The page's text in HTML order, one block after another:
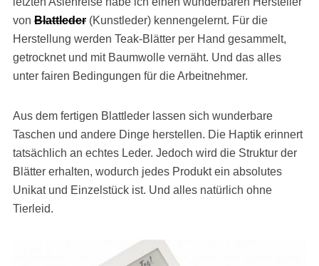
von Blattleder(Kunstleder) kennengelernt. Für die
Herstellung werden Teak-Blätter per Hand gesammelt,
getrocknet und mit Baumwolle vernäht. Und das alles
unter fairen Bedingungen für die Arbeitnehmer.
Aus dem fertigen Blattleder lassen sich wunderbare
Taschen und andere Dinge herstellen. Die Haptik erinnert
tatsächlich an echtes Leder. Jedoch wird die Struktur der
Blätter erhalten, wodurch jedes Produkt ein absolutes
Unikat und Einzelstück ist. Und alles natürlich ohne
Tierleid.